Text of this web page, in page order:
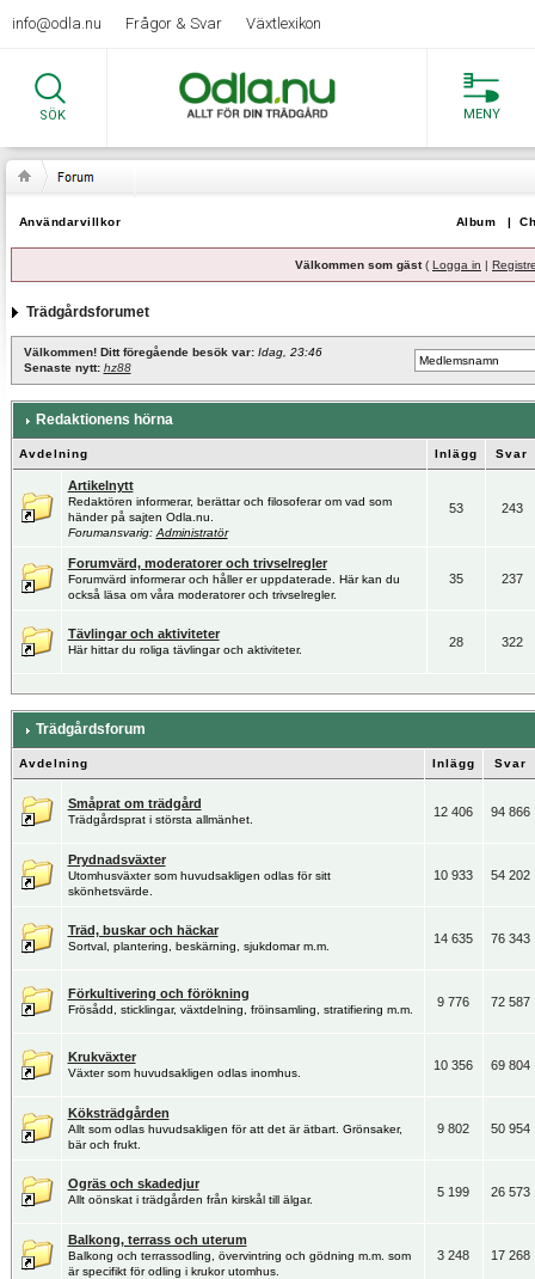
info@odla.nu Frågor & Svar Växtlexikon
SÖK MENY
Användarvillkor Album |
Välkommen som gäst( Logga in |
Trädgårdsforumet
Välkommen! Ditt föregående besök var: Idag, 23:46
Senaste nytt: hz88
Redaktionens hörna
Avdelning Inlägg Svar
Artikelnytt
Redaktören informerar, berättar och filosoferar om vad som
händer på sajten Odla.nu.
Forumansvarig: Administratör
53 243
Forumvärd, moderatorer och trivselregler
Forumvärd informerar och håller er uppdaterade. Här kan du
också läsa om våra moderatorer och trivselregler.
35 237
Tävlingar och aktiviteter
Här hittar du roliga tävlingar och aktiviteter.
28 322
Trädgårdsforum
Avdelning Inlägg Svar
Småprat om trädgård
Trädgårdsprat i största allmänhet.
12 406 94 866
Prydnadsväxter
Utomhusväxter som huvudsakligen odlas för sitt
skönhetsvärde.
10 933 54 202
Träd, buskar och häckar
Sortval, plantering, beskärning, sjukdomar m.m.
14 635 76 343
Förkultivering och förökning
Frösådd, sticklingar, växtdelning, fröinsamling, stratifiering m.m.
9 776 72 587
Krukväxter
Växter som huvudsakligen odlas inomhus.
10 356 69 804
Köksträdgården
Allt som odlas huvudsakligen för att det är ätbart. Grönsaker,
bär och frukt.
9 802 50 954
Ogräs och skadedjur
Allt oönskat i trädgården från kirskål till älgar.
5 199 26 573
Balkong, terrass och uterum
Balkong och terrassodling, övervintring och gödning m.m. som
är specifikt för odling i krukor utomhus.
3 248 17 268